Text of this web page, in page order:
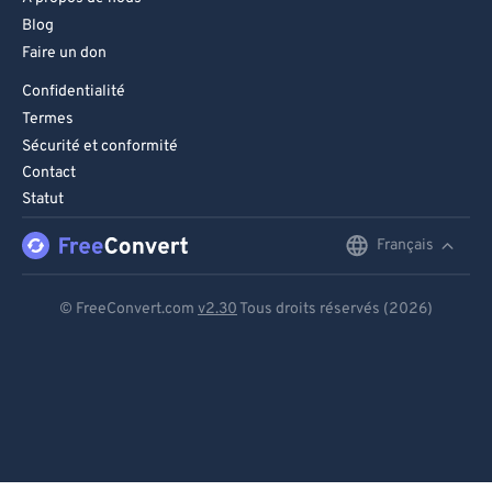
Blog
Faire un don
Confidentialité
Termes
Sécurité et conformité
Contact
Statut
Français
© FreeConvert.com v2.30 Tous droits réservés (2026)